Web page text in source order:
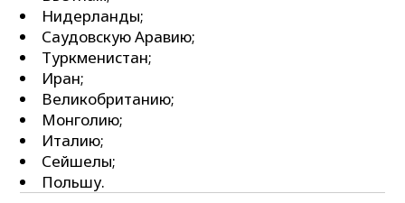
Нидерланды;
Саудовскую Аравию;
Туркменистан;
Иран;
Великобританию;
Монголию;
Италию;
Сейшелы;
Польшу.